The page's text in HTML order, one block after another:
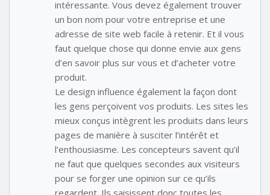
intéressante. Vous devez également trouver
un bon nom pour votre entreprise et une
adresse de site web facile à retenir. Et il vous
faut quelque chose qui donne envie aux gens
d’en savoir plus sur vous et d’acheter votre
produit.
Le design influence également la façon dont
les gens perçoivent vos produits. Les sites les
mieux conçus intègrent les produits dans leurs
pages de manière à susciter l’intérêt et
l’enthousiasme. Les concepteurs savent qu’il
ne faut que quelques secondes aux visiteurs
pour se forger une opinion sur ce qu’ils
regardent. Ils saisissent donc toutes les